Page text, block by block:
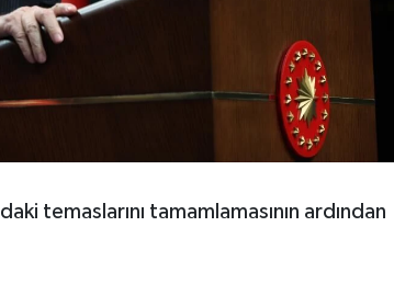
temaslarını tamamlamasının ardından